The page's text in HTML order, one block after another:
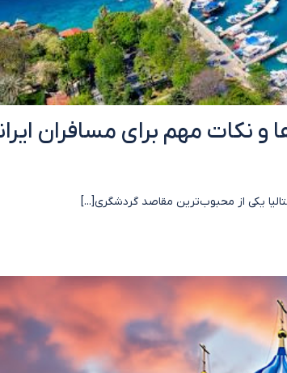
و نکات مهم برای مسافران
یکی از محبوب‌ترین مقاصد گردشگری[...]